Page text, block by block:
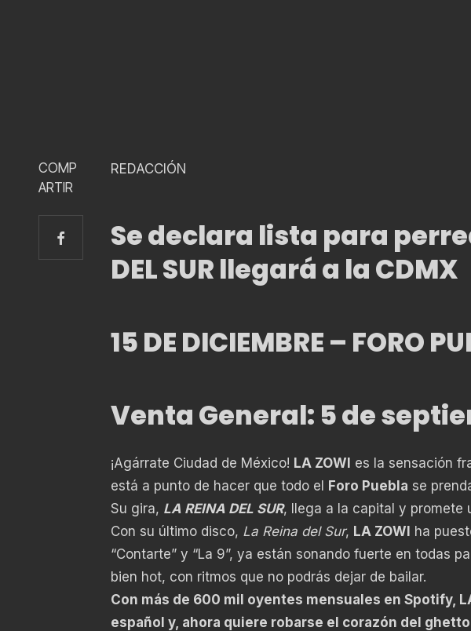
COMP
ARTIR
REDACCIÓN
Se declara lista para
DEL SUR llegará a la CDMX
15 DE DICIEMBRE – FORO
Venta General: 5 de
¡Agárrate Ciudad de México! LA ZOWI es la sensación
está a punto de hacer que todo el Foro Puebla se
Su gira, LA REINA DEL SUR, llega a la capital y promete
Con su último disco, La Reina del Sur, LA ZOWI ha
“Contarte” y “La 9”, ya están sonando fuerte en todas
bien hot, con ritmos que no podrás dejar de bailar.
Con más de 600 mil oyentes mensuales en Spotify,
español y, ahora quiere robarse el corazón del